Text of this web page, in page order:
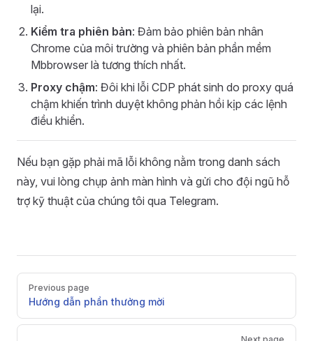
lại.
Kiểm tra phiên bản: Đảm bảo phiên bản nhân
Chrome của môi trường và phiên bản phần mềm
Mbbrowser là tương thích nhất.
Proxy chậm: Đôi khi lỗi CDP phát sinh do proxy quá
chậm khiến trình duyệt không phản hồi kịp các lệnh
điều khiển.
Nếu bạn gặp phải mã lỗi không nằm trong danh sách
này, vui lòng chụp ảnh màn hình và gửi cho đội ngũ hỗ
trợ kỹ thuật của chúng tôi qua Telegram.
Pager
Previous page
Hướng dẫn phần thưởng mời